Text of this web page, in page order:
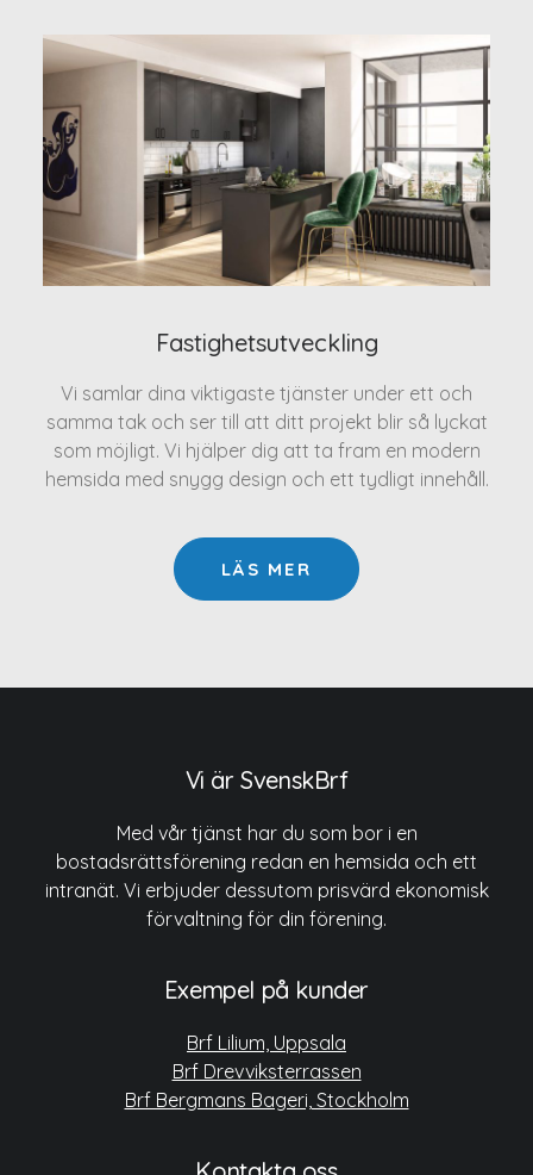
Fastighetsutveckling
Vi samlar dina viktigaste tjänster under ett och
samma tak och ser till att ditt projekt blir så lyckat
som möjligt. Vi hjälper dig att ta fram en modern
hemsida med snygg design och ett tydligt innehåll.
LÄS MER
Vi är SvenskBrf
Med vår tjänst har du som bor i en
bostadsrättsförening redan en hemsida och ett
intranät. Vi erbjuder dessutom prisvärd ekonomisk
förvaltning för din förening.
Exempel på kunder
Brf Lilium, Uppsala
Brf Drevviksterrassen
Brf Bergmans Bageri, Stockholm